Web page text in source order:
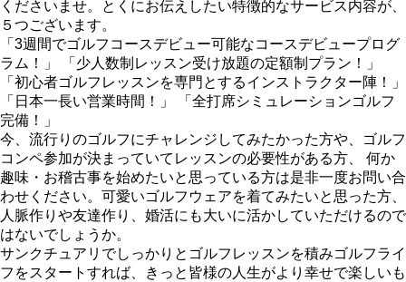
くださいませ。とくにお伝えしたい特徴的なサービス内容が、
５つございます。
「3週間でゴルフコースデビュー可能なコースデビュープログ
ラム！」 「少人数制レッスン受け放題の定額制プラン！」
「初心者ゴルフレッスンを専門とするインストラクター陣！」
「日本一長い営業時間！」 「全打席シミュレーションゴルフ
完備！」
今、流行りのゴルフにチャレンジしてみたかった方や、ゴルフ
コンペ参加が決まっていてレッスンの必要性がある方、 何か
趣味・お稽古事を始めたいと思っている方は是非一度お問い合
わせください。可愛いゴルフウェアを着てみたいと思った方、
人脈作りや友達作り、婚活にも大いに活かしていただけるので
はないでしょうか。
サンクチュアリでしっかりとゴルフレッスンを積みゴルフライ
フをスタートすれば、きっと皆様の人生がより幸せで楽しいも